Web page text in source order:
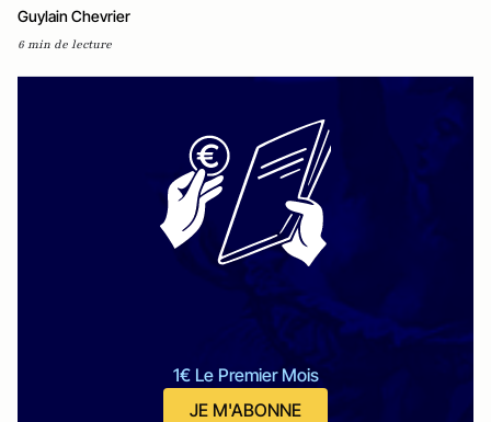
Guylain Chevrier
6 min de lecture
1€ Le Premier Mois
JE M'ABONNE